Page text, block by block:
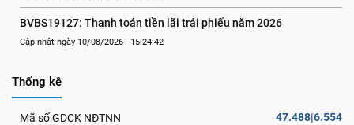
BVBS19127: Thanh toán tiền lãi trái phiếu năm 2026
Cập nhật ngày 10/08/2026 - 15:24:42
Thống kê
Mã số GDCK NĐTNN 47.488|6.554